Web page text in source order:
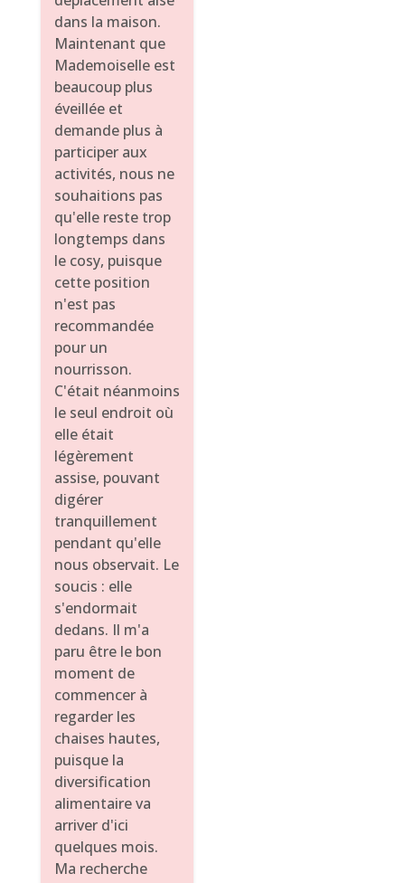
dans la maison.
Maintenant que
Mademoiselle est
beaucoup plus
éveillée et
demande plus à
participer aux
activités, nous ne
souhaitions pas
qu'elle reste trop
longtemps dans
le cosy, puisque
cette position
n'est pas
recommandée
pour un
nourrisson.
C'était néanmoins
le seul endroit où
elle était
légèrement
assise, pouvant
digérer
tranquillement
pendant qu'elle
nous observait. Le
soucis : elle
s'endormait
dedans. Il m'a
paru être le bon
moment de
commencer à
regarder les
chaises hautes,
puisque la
diversification
alimentaire va
arriver d'ici
quelques mois.
Ma recherche